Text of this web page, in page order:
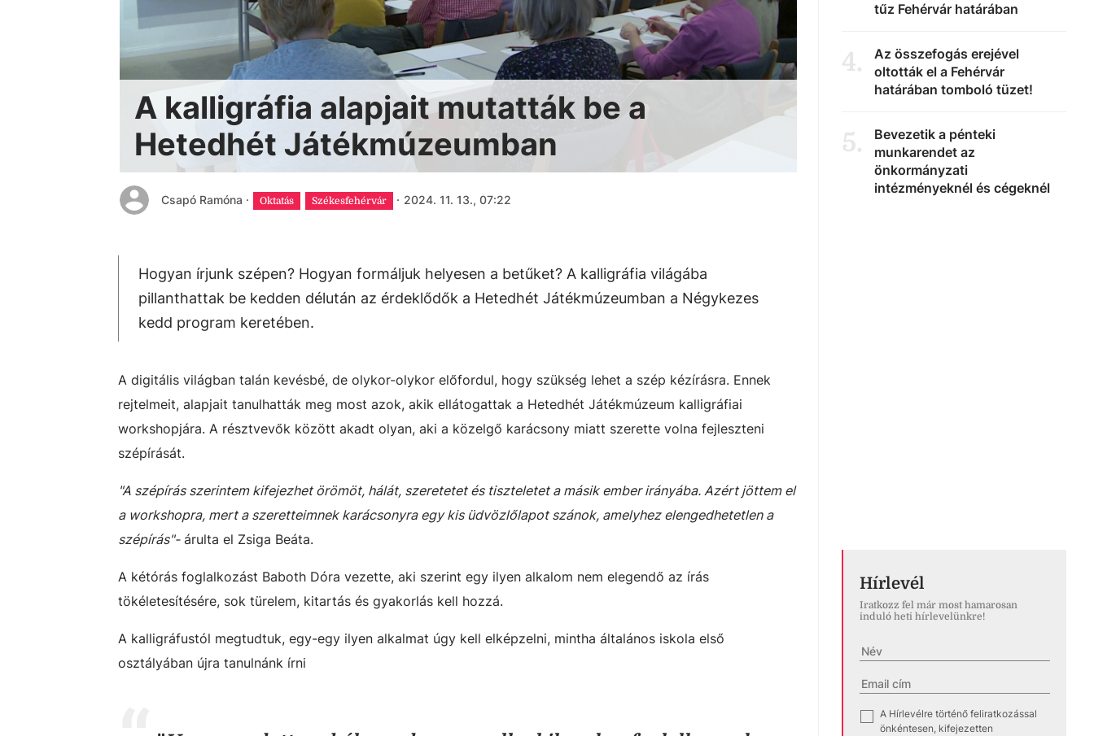
A kalligráfia alapjait mutatták be a
Hetedhét Játékmúzeumban
Csapó Ramóna · Oktatás Székesfehérvár · 2024. 11. 13., 07:22
Hogyan írjunk szépen? Hogyan formáljuk helyesen a betűket? A kalligráfia világába
pillanthattak be kedden délután az érdeklődők a Hetedhét Játékmúzeumban a Négykezes
kedd program keretében.
A digitális világban talán kevésbé, de olykor-olykor előfordul, hogy szükség lehet a szép kézírásra. Ennek
rejtelmeit, alapjait tanulhatták meg most azok, akik ellátogattak a Hetedhét Játékmúzeum kalligráfiai
workshopjára. A résztvevők között akadt olyan, aki a közelgő karácsony miatt szerette volna fejleszteni
szépírását.
"A szépírás szerintem kifejezhet örömöt, hálát, szeretetet és tiszteletet a másik ember irányába. Azért jöttem el
a workshopra, mert a szeretteimnek karácsonyra egy kis üdvözlőlapot szánok, amelyhez elengedhetetlen a
szépírás"-árulta el Zsiga Beáta.
A kétórás foglalkozást Baboth Dóra vezette, aki szerint egy ilyen alkalom nem elegendő az írás
tökéletesítésére, sok türelem, kitartás és gyakorlás kell hozzá.
A kalligráfustól megtudtuk, egy-egy ilyen alkalmat úgy kell elképzelni, mintha általános iskola első
osztályában újra tanulnánk írni
tűz Fehérvár határában
4.
Az összefogás erejével
oltották el a Fehérvár
határában tomboló tüzet!
5.
Bevezetik a pénteki
munkarendet az
önkormányzati
intézményeknél és cégeknél
Hírlevél
Iratkozz fel már most hamarosan
induló heti hírlevelünkre!
✓
A Hírlevélre történő feliratkozással
önkéntesen, kifejezetten